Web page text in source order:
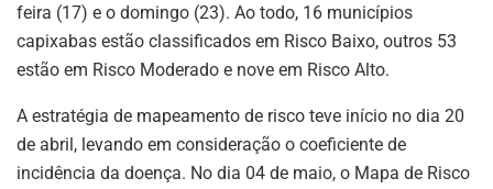
feira (17) e o domingo (23). Ao todo, 16 municípios
capixabas estão classificados em Risco Baixo, outros 53
estão em Risco Moderado e nove em Risco Alto.
A estratégia de mapeamento de risco teve início no dia 20
de abril, levando em consideração o coeficiente de
incidência da doença. No dia 04 de maio, o Mapa de Risco